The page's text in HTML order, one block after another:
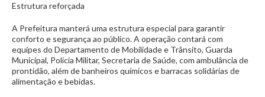
Estrutura reforçada
A Prefeitura manterá uma estrutura especial para garantir
conforto e segurança ao público. A operação contará com
equipes do Departamento de Mobilidade e Trânsito, Guarda
Municipal, Polícia Militar, Secretaria de Saúde, com ambulância de
prontidão, além de banheiros químicos e barracas solidárias de
alimentação e bebidas.